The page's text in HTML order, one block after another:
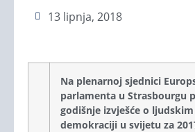
13 lipnja, 2018
Na plenarnoj sjednici
parlamenta u Strasbourgu
godišnje izvješće o
demokraciji u svijetu za